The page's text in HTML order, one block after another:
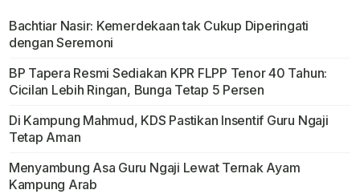
Bachtiar Nasir: Kemerdekaan tak Cukup Diperingati
dengan Seremoni
BP Tapera Resmi Sediakan KPR FLPP Tenor 40 Tahun:
Cicilan Lebih Ringan, Bunga Tetap 5 Persen
Di Kampung Mahmud, KDS Pastikan Insentif Guru Ngaji
Tetap Aman
Menyambung Asa Guru Ngaji Lewat Ternak Ayam
Kampung Arab